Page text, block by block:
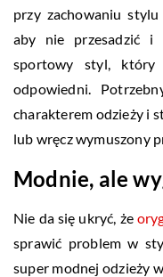
przy zachowaniu
aby nie przesadzić i
sportowy styl,
odpowiedni.
charakterem odzieży i
lub wręcz wymuszony
Modnie, ale
Nie da się ukryć, że
sprawić problem w
super modnej odzieży